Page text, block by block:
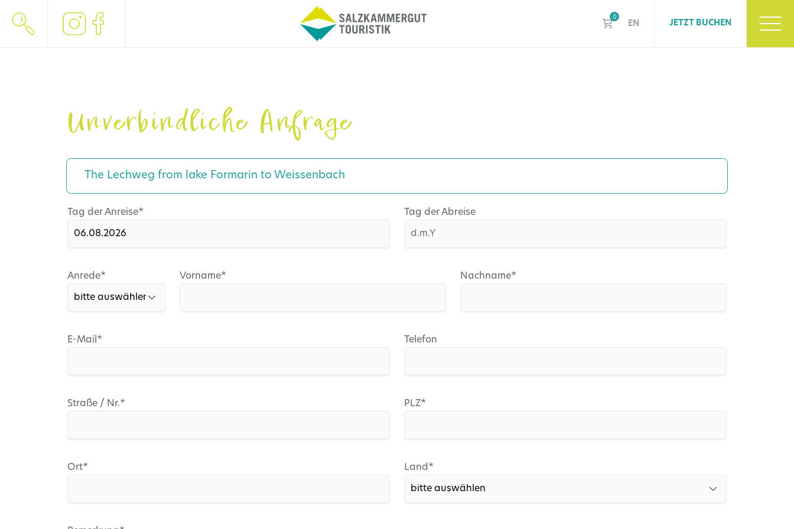
0
EN JETZT BUCHEN
Unverbindliche Anfrage
The Lechweg from lake Formarin to Weissenbach
Pflichtfeld
Tag der Anreise* Tag der Abreise
Pflichtfeld
Anrede* Pflichtfeld
Vorname* Pflichtfeld
Nachname*
Pflichtfeld
E-Mail* Telefon
Pflichtfeld
Straße / Nr.* Pflichtfeld
PLZ*
Pflichtfeld
Ort* Pflichtfeld
Land*